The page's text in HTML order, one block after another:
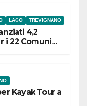
LAGO TREVIGNANO
4,2
i 22 Comuni
Kayak Tour a